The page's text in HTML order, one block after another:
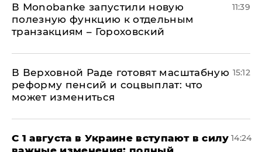
В Мonobankе запустили новую
полезную функцию к отдельным
транзакциям – Гороховский
11:39
В Верховной Раде готовят масштабную
реформу пенсий и соцвыплат: что
может измениться
15:12
С 1 августа в Украине вступают в силу 14:24